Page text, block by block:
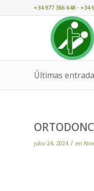
+34 977 366 648 - +34
Últimas
julio 24, 2024 / en